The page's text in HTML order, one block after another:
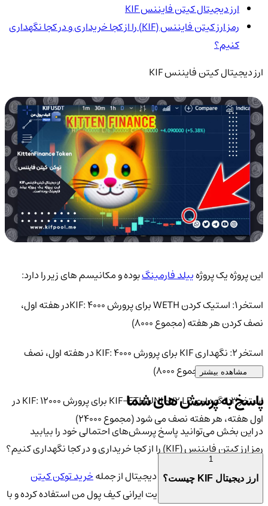
ارز دیجیتال کیتن فایننس KIF
رمز ارز کیتن فایننس (KIF) را از کجا خریداری و در کجا نگهداری
کنیم؟
ارز دیجیتال کیتن فایننس KIF
این پروژه یک پروژهییلد فارمینگبوده و مکانیسم های زیر را دارد:
استخر 1: استیک کردن WETH برای پرورش KIF: 4000در هفته اول،
نصف کردن هر هفته (مجموع 8000)
استخر 2: نگهداری KIF برای پرورش KIF: 4000 در هفته اول، نصف
کردن هر هفته (مجموع 8000)
استخر 3: نگهداری KIF-ETH UNI-V2 LP برای پرورش KIF: 12000 در
اول هفته، هر هفته نصف می شود (مجموع 24000)
رمز ارز کیتن فایننس (KIF) را از کجا خریداری و در کجا نگهداری کنیم؟
برای خریداری تمامی ارزهای دیجیتال از جملهخرید توکن کیتن
می توانید از سایت ایرانی کیف پول من استفاده کرده و با
مشاهده بیشتر
پاسخ به پرسش های شما
در این بخش می‌توانید پاسخ پرسش‌های احتمالی خود را بیابید
ارز دیجیتال KIF چیست؟